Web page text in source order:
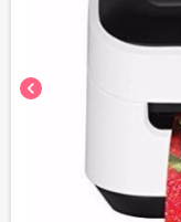
chevron_left